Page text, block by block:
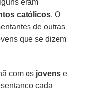
eram
católicos. O
de outras
que se dizem
com os jovens e
cada